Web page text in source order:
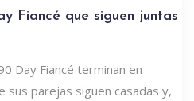
Fiancé que siguen juntas
Day Fiancé terminan en
sus parejas siguen casadas y,